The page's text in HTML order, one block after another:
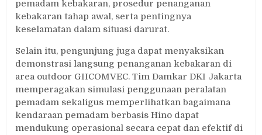
pemadam kebakaran, prosedur penanganan
kebakaran tahap awal, serta pentingnya
keselamatan dalam situasi darurat.
Selain itu, pengunjung juga dapat menyaksikan
demonstrasi langsung penanganan kebakaran di
area outdoor GIICOMVEC. Tim Damkar DKI Jakarta
memperagakan simulasi penggunaan peralatan
pemadam sekaligus memperlihatkan bagaimana
kendaraan pemadam berbasis Hino dapat
mendukung operasional secara cepat dan efektif di